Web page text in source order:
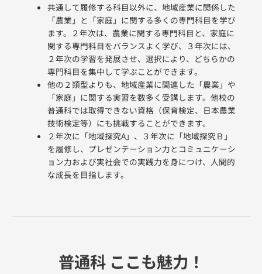
共通して履修する科目以外に、地域産業に関係した
「農業」と「家庭」に関する多くの専門科目を学び
ます。２年次は、農業に関する専門科目と、家庭に
関する専門科目をバランスよく学び、３年次には、
２年次の学習を発展させ、選択により、どちらかの
専門科目を集中して学ぶことができます。
他の２類型よりも、地域産業に関連した「農業」や
「家庭」に関する実習を数多く受講します。他校の
普通科では取得できない資格（保育検定、日本農業
技術検定等）にも挑戦することができます。
２年次に「地域探究A」、３年次に「地域探究Ｂ」
を履修し、プレゼンテーション力とコミュニケーシ
ョン力および実社会での実践力を身につけ、人間的
な成長を目指します。
普通科 ここも魅力！